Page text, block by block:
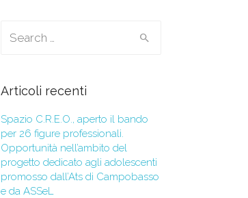
Articoli recenti
Spazio C.R.E.O., aperto il bando
per 26 figure professionali.
Opportunità nell’ambito del
progetto dedicato agli adolescenti
promosso dall’Ats di Campobasso
e da ASSeL